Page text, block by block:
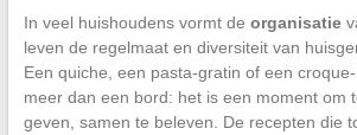
In veel huishoudens vormt de organisatie
leven de regelmaat en diversiteit van
Een quiche, een pasta-gratin of een
meer dan een bord: het is een moment om
geven, samen te beleven. De recepten die